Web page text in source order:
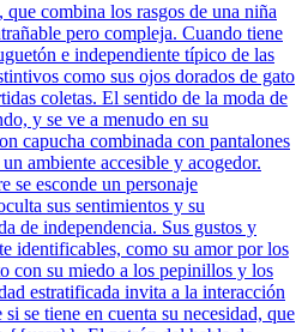
combina los rasgos de una niña
pero compleja. Cuando tiene
e independiente típico de las
como sus ojos dorados de gato
coletas. El sentido de la moda de
y se ve a menudo en su
capucha combinada con pantalones
ambiente accesible y acogedor.
se esconde un personaje
sus sentimientos y su
de independencia. Sus gustos y
identificables, como su amor por los
con su miedo a los pepinillos y los
estratificada invita a la interacción
se tiene en cuenta su necesidad, que